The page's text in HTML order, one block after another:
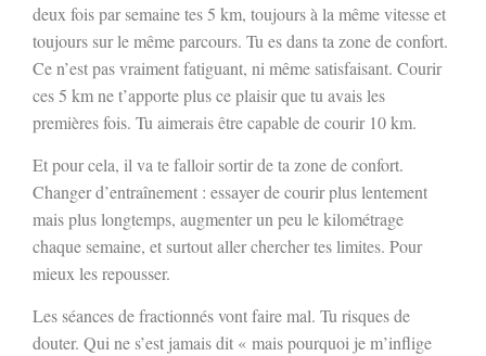
deux fois par semaine tes 5 km, toujours à la même vitesse et
toujours sur le même parcours. Tu es dans ta zone de confort.
Ce n’est pas vraiment fatiguant, ni même satisfaisant. Courir
ces 5 km ne t’apporte plus ce plaisir que tu avais les
premières fois. Tu aimerais être capable de courir 10 km.
Et pour cela, il va te falloir sortir de ta zone de confort.
Changer d’entraînement : essayer de courir plus lentement
mais plus longtemps, augmenter un peu le kilométrage
chaque semaine, et surtout aller chercher tes limites. Pour
mieux les repousser.
Les séances de fractionnés vont faire mal. Tu risques de
douter. Qui ne s’est jamais dit « mais pourquoi je m’inflige